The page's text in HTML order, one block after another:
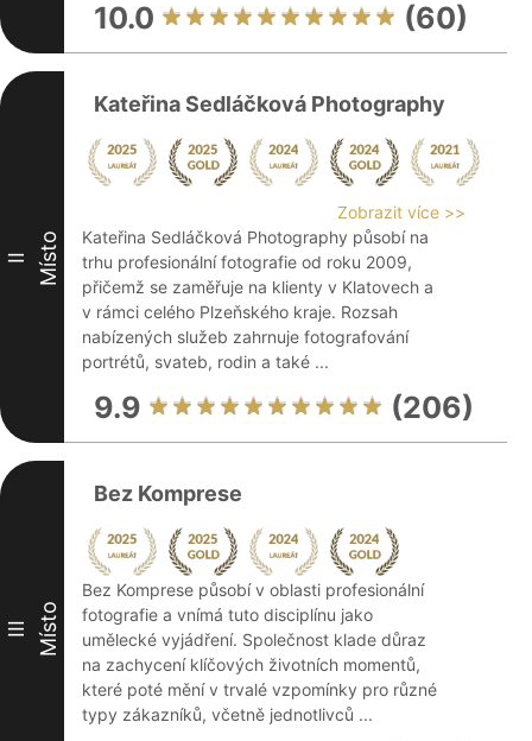
10.0 (60)
II Místo
Kateřina Sedláčková Photography
Zobrazit více >>
Kateřina Sedláčková Photography působí na
trhu profesionální fotografie od roku 2009,
přičemž se zaměřuje na klienty v Klatovech a
v rámci celého Plzeňského kraje. Rozsah
nabízených služeb zahrnuje fotografování
portrétů, svateb, rodin a také ...
9.9 (206)
III Místo
Bez Komprese
Bez Komprese působí v oblasti profesionální
fotografie a vnímá tuto disciplínu jako
umělecké vyjádření. Společnost klade důraz
na zachycení klíčových životních momentů,
které poté mění v trvalé vzpomínky pro různé
typy zákazníků, včetně jednotlivců ...